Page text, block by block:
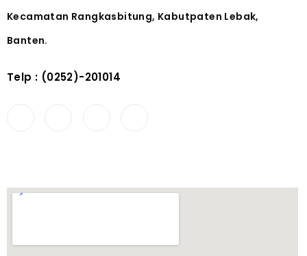
Kecamatan Rangkasbitung, Kabutpaten Lebak,
Banten.
Telp : (0252)-201014